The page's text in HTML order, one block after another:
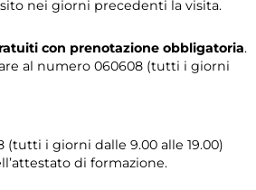
nei giorni precedenti la visita.
con prenotazione obbligatoria.
al numero 060608 (tutti i giorni
(tutti i giorni dalle 9.00 alle 19.00)
di formazione.